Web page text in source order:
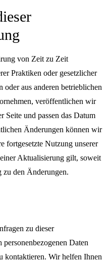
von Zeit zu Zeit
Praktiken oder gesetzlicher
aus anderen betrieblichen
veröffentlichen wir
Seite und passen das Datum
Änderungen können wir
fortgesetzte Nutzung unserer
Aktualisierung gilt, soweit
zu den Änderungen.
zu dieser
Daten
kontaktieren. Wir helfen Ihnen